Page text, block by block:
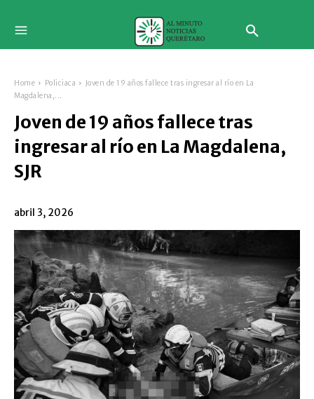
Home Policiaca
Joven de 19 años fallece tras ingresar al río en La
Magdalena,...
Joven de 19 años fallece tras
ingresar al río en La Magdalena,
SJR
abril 3, 2026